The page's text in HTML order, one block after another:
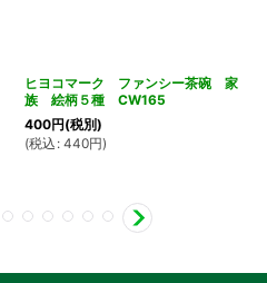
ヒヨコマーク ファンシー茶碗 家
族 絵柄５種 CW165
400円(税別)
(税込 : 440円)